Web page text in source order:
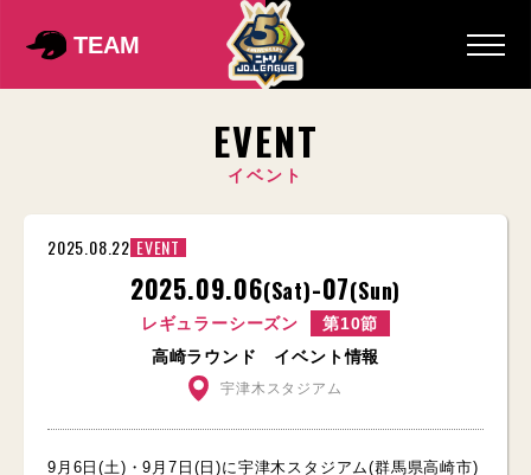
TEAM
EVENT
イベント
2025.08.22 EVENT
2025.09.06(Sat)-07(Sun)
レギュラーシーズン
第10節
高崎ラウンド イベント情報
宇津木スタジアム
9月6日(土)・9月7日(日)に宇津木スタジアム(群馬県高崎市)